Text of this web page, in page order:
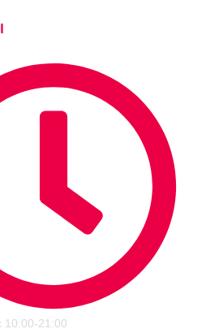
10:00-21:00